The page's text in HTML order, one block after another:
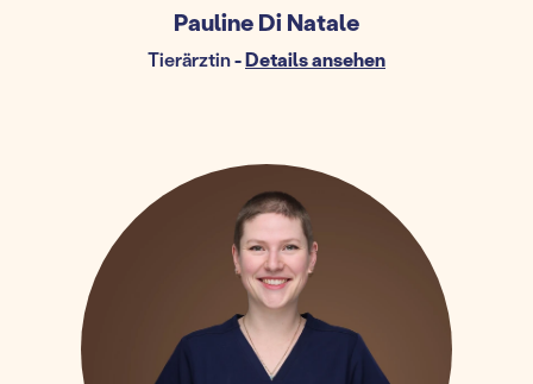
Pauline Di Natale
Tierärztin-Details ansehen